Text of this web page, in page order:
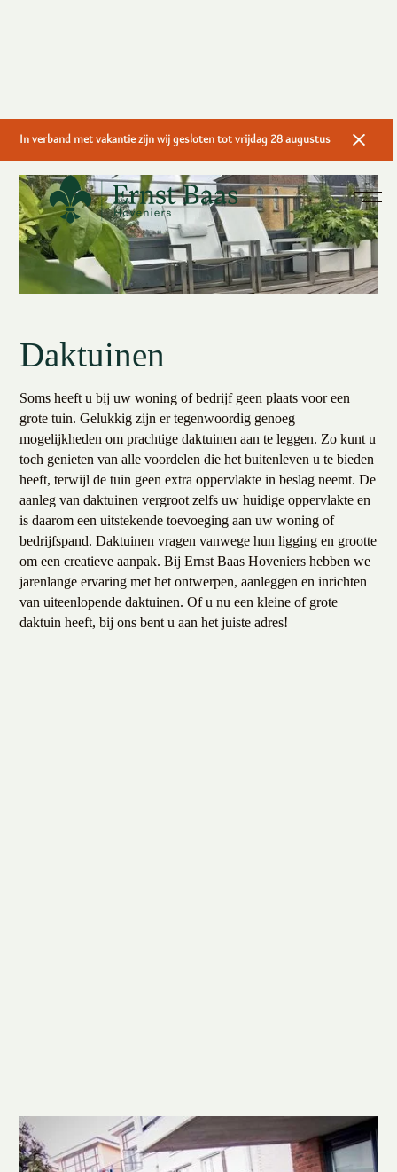
In verband met vakantie zijn wij gesloten tot vrijdag 28 augustus
Daktuinen
Soms heeft u bij uw woning of bedrijf geen plaats voor een
grote tuin. Gelukkig zijn er tegenwoordig genoeg
mogelijkheden om prachtige daktuinen aan te leggen. Zo kunt u
toch genieten van alle voordelen die het buitenleven u te bieden
heeft, terwijl de tuin geen extra oppervlakte in beslag neemt. De
aanleg van daktuinen vergroot zelfs uw huidige oppervlakte en
is daarom een uitstekende toevoeging aan uw woning of
bedrijfspand. Daktuinen vragen vanwege hun ligging en grootte
om een creatieve aanpak. Bij Ernst Baas Hoveniers hebben we
jarenlange ervaring met het ontwerpen, aanleggen en inrichten
van uiteenlopende daktuinen. Of u nu een kleine of grote
daktuin heeft, bij ons bent u aan het juiste adres!